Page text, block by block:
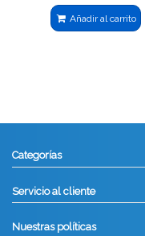
Añadir al carrito
Categorías
Servicio al cliente
Nuestras políticas